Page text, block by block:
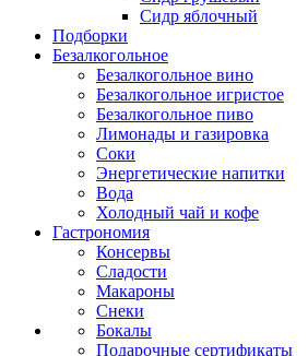
Сидр яблочный
Подборки
Безалкогольное
Безалкогольное вино
Безалкогольное игристое
Безалкогольное пиво
Лимонады и газировка
Соки
Энергетические напитки
Вода
Холодный чай и кофе
Гастрономия
Консервы
Сладости
Макароны
Снеки
Бокалы
Подарочные сертификаты